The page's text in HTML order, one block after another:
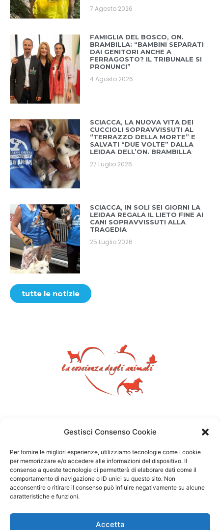
Gestisci Consenso Cookie
Per fornire le migliori esperienze, utilizziamo tecnologie come i cookie
per memorizzare e/o accedere alle informazioni del dispositivo. Il
consenso a queste tecnologie ci permetterà di elaborare dati come il
comportamento di navigazione o ID unici su questo sito. Non
acconsentire o ritirare il consenso può influire negativamente su alcune
caratteristiche e funzioni.
Accetta
7 Agosto 2026
FAMIGLIA DEL BOSCO, ON.
BRAMBILLA: “BAMBINI SEPARATI
DAI GENITORI ANCHE A
FERRAGOSTO? IL TRIBUNALE SI
PRONUNCI”
4 Agosto 2026
SCIACCA, LA NUOVA VITA DEI
CUCCIOLI SOPRAVVISSUTI AL
“TERRAZZO DELLA MORTE” E
SALVATI “DUE VOLTE” DALLA
LEIDAA DELL’ON. BRAMBILLA
27 Luglio 2026
SCIACCA, IN SOLI SEI GIORNI LA
LEIDAA REGALA IL LIETO FINE AI
CANI SOPRAVVISSUTI ALLA
TRAGEDIA
25 Luglio 2026
tutte le notizie